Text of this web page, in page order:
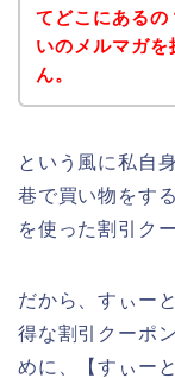
てどこにある
いのメルマガ
ん。
という風に私自
巷で買い物をす
を使った割引ク
だから、すぃー
得な割引クーポ
めに、【すぃー